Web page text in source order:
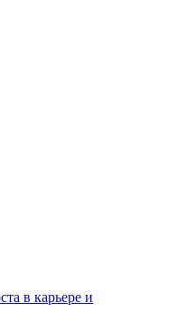
в карьере и